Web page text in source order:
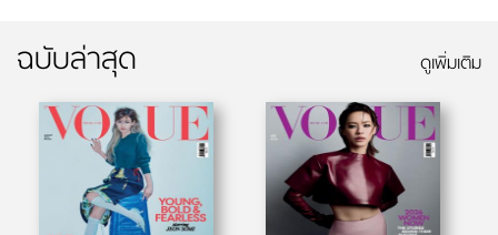
ฉบับล่าสุด ดูเพิ่มเติม